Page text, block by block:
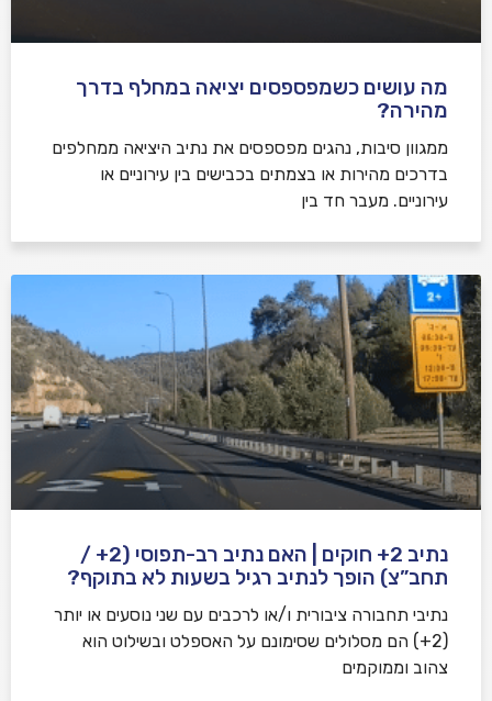
מה עושים כשמפספסים יציאה במחלף בדרך
מהירה?
ממגוון סיבות, נהגים מפספסים את נתיב היציאה ממחלפים
בדרכים מהירות או בצמתים בכבישים בין עירוניים או
עירוניים. מעבר חד בין
נתיב 2+ חוקים | האם נתיב רב-תפוסי (2+ /
תחב”צ) הופך לנתיב רגיל בשעות לא בתוקף?
נתיבי תחבורה ציבורית ו/או לרכבים עם שני נוסעים או יותר
(2+) הם מסלולים שסימונם על האספלט ובשילוט הוא
צהוב וממוקמים